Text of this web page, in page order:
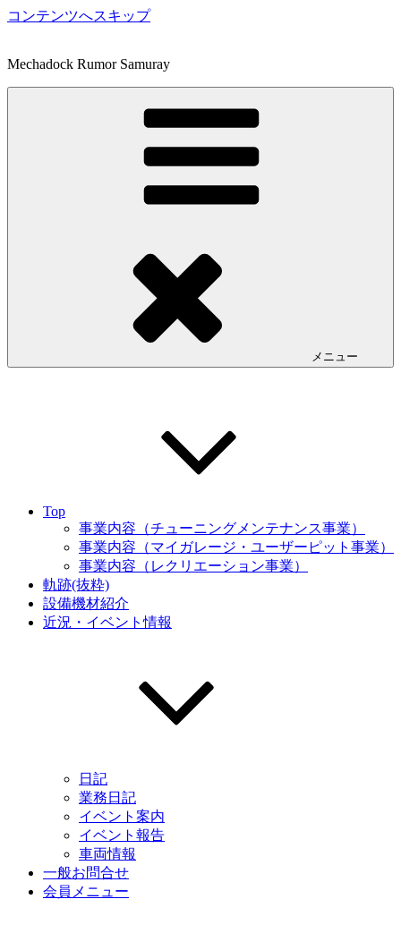
コンテンツへスキップ
Mechadock Rumor Samuray
メニュー
Top
事業内容（チューニングメンテナンス事業）
事業内容（マイガレージ・ユーザーピット事業）
事業内容（レクリエーション事業）
軌跡(抜粋)
設備機材紹介
近況・イベント情報
日記
業務日記
イベント案内
イベント報告
車両情報
一般お問合せ
会員メニュー